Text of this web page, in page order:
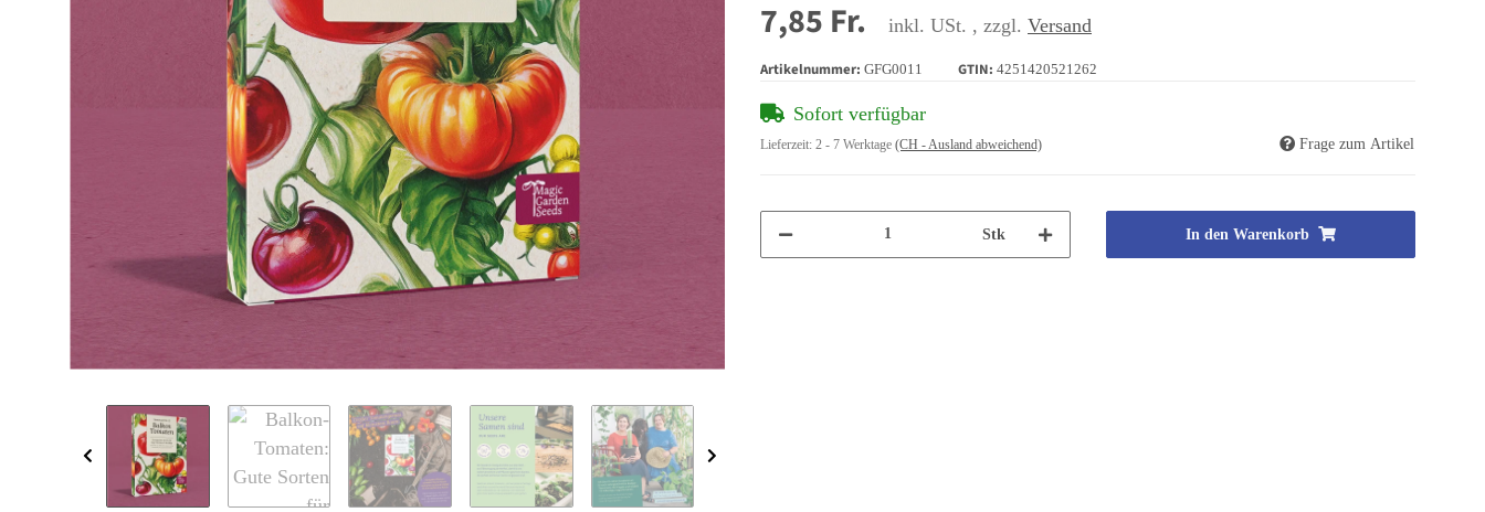
7,85 Fr. inkl. USt. , zzgl. Versand
Artikelnummer: GFG0011 GTIN: 4251420521262
Sofort verfügbar
Lieferzeit: 2 - 7 Werktage (CH - Ausland abweichend) Frage zum Artikel
Stk In den Warenkorb